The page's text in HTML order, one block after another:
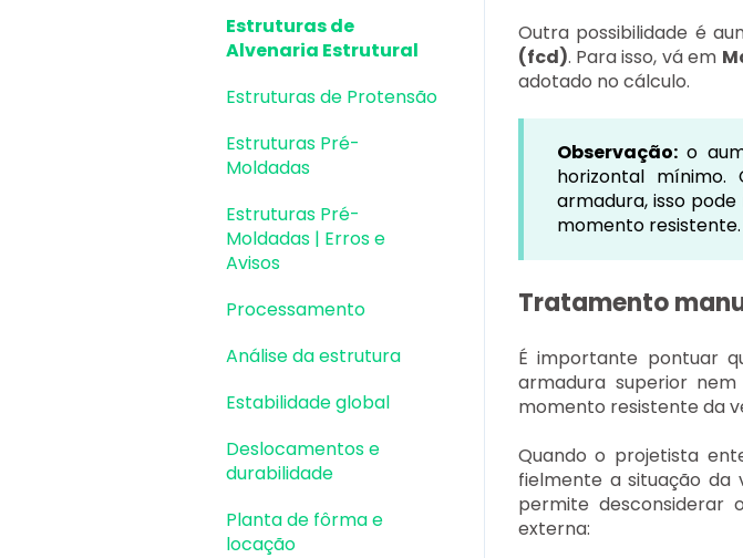
Outra possibilidade é
(fcd). Para isso, vá em
adotado no cálculo.
Observação:o
horizontal
armadura, isso
momento resistente.
Tratamento
É importante pontuar
armadura superior
momento resistente da
Quando o projetista
fielmente a situação da
permite
externa:
Estruturas de
Alvenaria Estrutural
Estruturas de Protensão
Estruturas Pré-
Moldadas
Estruturas Pré-
Moldadas | Erros e
Avisos
Processamento
Análise da estrutura
Estabilidade global
Deslocamentos e
durabilidade
Planta de fôrma e
locação